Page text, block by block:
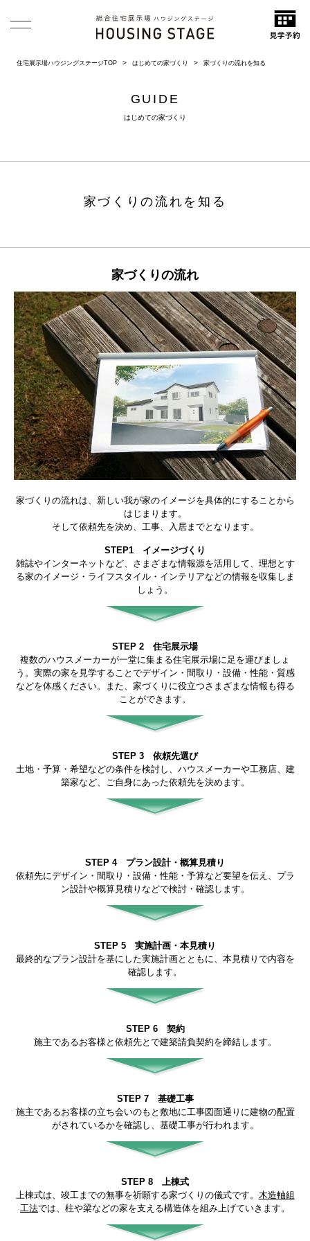
住宅展示場ハウジングステージTOP はじめての家づくり 家づくりの流れを知る
GUIDE
はじめての家づくり
家づくりの流れを知る
家づくりの流れ
家づくりの流れは、新しい我が家のイメージを具体的にすることから
はじまります。
そして依頼先を決め、工事、入居までとなります。
STEP1 イメージづくり
雑誌やインターネットなど、さまざまな情報源を活用して、理想とす
る家のイメージ・ライフスタイル・インテリアなどの情報を収集しま
しょう。
STEP 2 住宅展示場
複数のハウスメーカーが一堂に集まる住宅展示場に足を運びましょ
う。実際の家を見学することでデザイン・間取り・設備・性能・質感
などを体感ください。また、家づくりに役立つさまざまな情報も得る
ことができます。
STEP 3 依頼先選び
土地・予算・希望などの条件を検討し、ハウスメーカーや工務店、建
築家など、ご自身にあった依頼先を決めます。
STEP 4 プラン設計・概算見積り
依頼先にデザイン・間取り・設備・性能・予算など要望を伝え、プラ
ン設計や概算見積りなどで検討・確認します。
STEP 5 実施計画・本見積り
最終的なプラン設計を基にした実施計画とともに、本見積りで内容を
確認します。
STEP 6 契約
施主であるお客様と依頼先とで建築請負契約を締結します。
STEP 7 基礎工事
施主であるお客様の立ち会いのもと敷地に工事図面通りに建物の配置
がされているかを確認し、基礎工事が行われます。
STEP 8 上棟式
上棟式は、竣工までの無事を祈願する家づくりの儀式です。 木造軸組
工法では、柱や梁などの家を支える構造体を組み上げていきます。